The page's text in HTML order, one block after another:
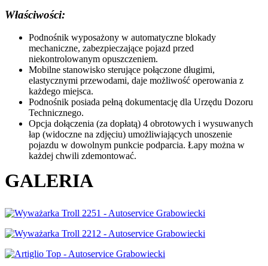
Właściwości:
Podnośnik wyposażony w automatyczne blokady
mechaniczne, zabezpieczające pojazd przed
niekontrolowanym opuszczeniem.
Mobilne stanowisko sterujące połączone długimi,
elastycznymi przewodami, daje możliwość operowania z
każdego miejsca.
Podnośnik posiada pełną dokumentację dla Urzędu Dozoru
Technicznego.
Opcja dołączenia (za dopłatą) 4 obrotowych i wysuwanych
łap (widoczne na zdjęciu) umożliwiających unoszenie
pojazdu w dowolnym punkcie podparcia. Łapy można w
każdej chwili zdemontować.
GALERIA